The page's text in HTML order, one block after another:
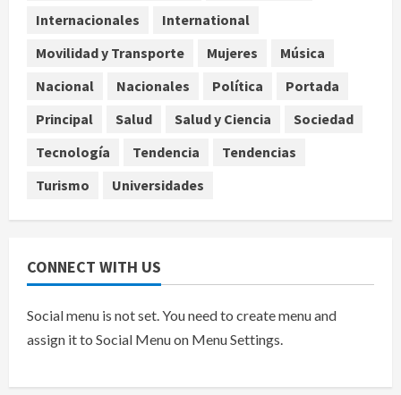
4 agosto 9, 2026
Palacio de los Deportes con su tour
‘Hades: The Sacrifice’
Internacionales
International
Movilidad y Transporte
Mujeres
Música
Nacional
Nacionales Política
Portada
Principal
Salud Salud y Ciencia
Sociedad
Tecnología
Tendencia
Tendencias
Turismo
Universidades
CONNECT WITH US
Social menu is not set. You need to create menu and
assign it to Social Menu on Menu Settings.